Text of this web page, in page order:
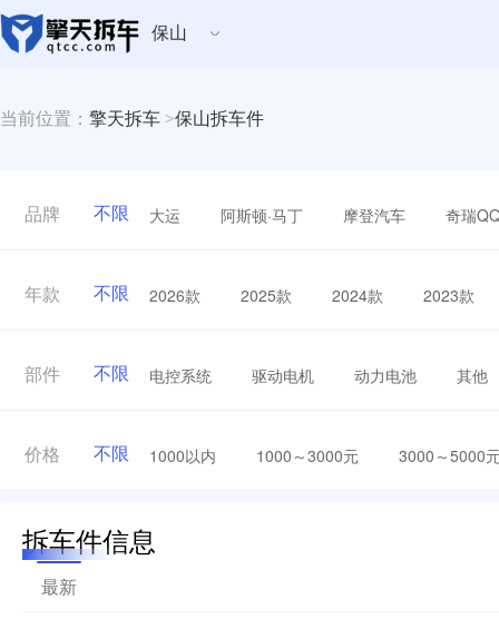
保山
当前位置： 擎天拆车 >保山拆车件
品牌 不限 大运 阿斯顿·马丁 摩登汽车 奇瑞
年款 不限 2026款 2025款 2024款 2023款
部件 不限 电控系统 驱动电机 动力电池 其他
价格 不限 1000以内 1000～3000元 3000～5000
拆车件信息
最新